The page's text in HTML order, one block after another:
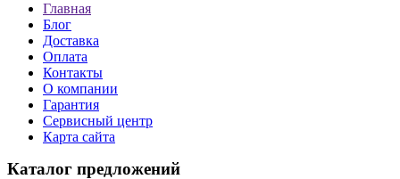
Главная
Блог
Доставка
Оплата
Контакты
О компании
Гарантия
Сервисный центр
Карта сайта
Каталог предложений